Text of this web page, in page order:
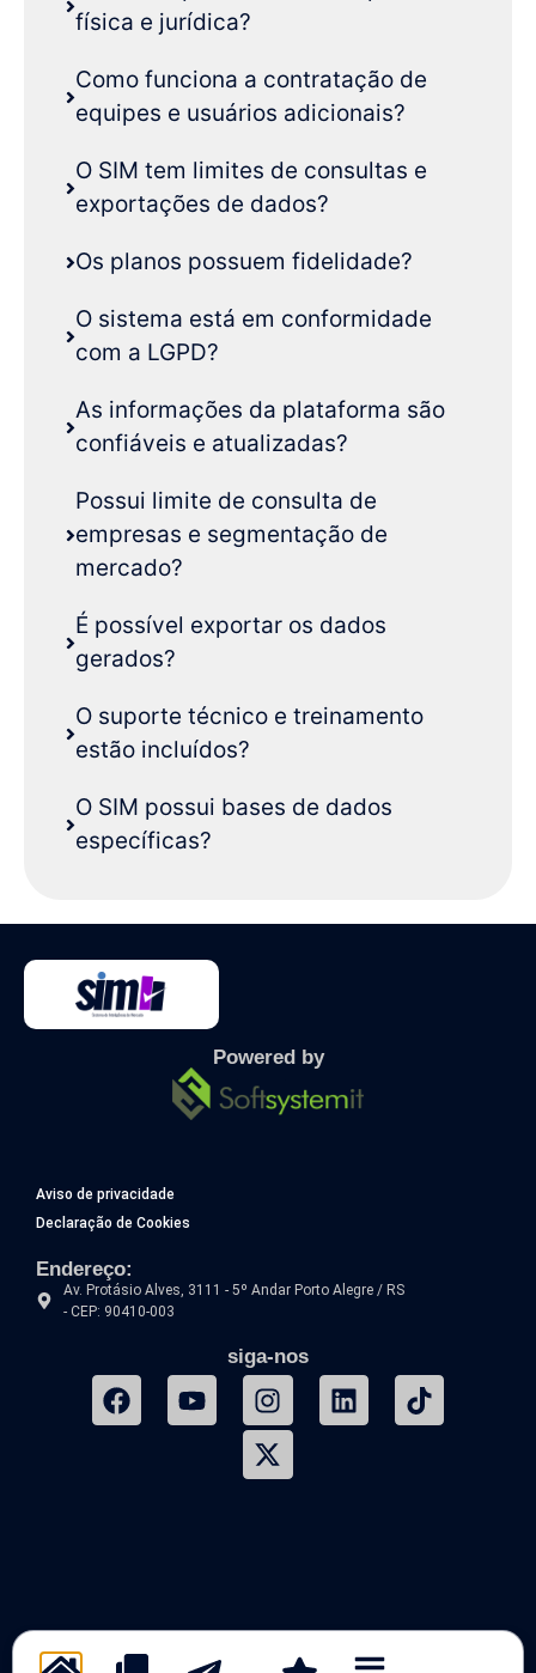
física e jurídica?
Como funciona a contratação de
equipes e usuários adicionais?
O SIM tem limites de consultas e
exportações de dados?
Os planos possuem fidelidade?
O sistema está em conformidade
com a LGPD?
As informações da plataforma são
confiáveis e atualizadas?
Possui limite de consulta de
empresas e segmentação de
mercado?
É possível exportar os dados
gerados?
O suporte técnico e treinamento
estão incluídos?
O SIM possui bases de dados
específicas?
Powered by
Aviso de privacidade
Declaração de Cookies
Endereço:
Av. Protásio Alves, 3111 - 5º Andar Porto Alegre / RS
- CEP: 90410-003
siga-nos